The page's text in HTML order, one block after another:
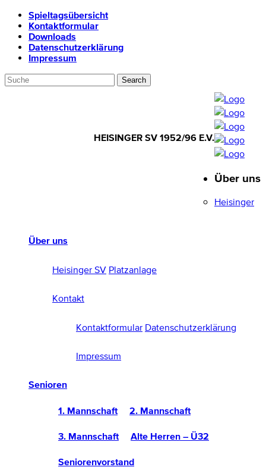
Spieltagsübersicht
Kontaktformular
Downloads
Datenschutzerklärung
Impressum
HEISINGER SV 1952/96 E.V.
1952/96 E.V.
Über uns
Heisinger SV Platzanlage
Kontakt
Kontaktformular Datenschutzerklärung
Impressum
Senioren
1. Mannschaft 2. Mannschaft
3. Mannschaft Alte Herren – Ü32
Seniorenvorstand
Über uns
Heisinger